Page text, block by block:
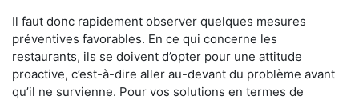
Il faut donc rapidement observer quelques mesures
préventives favorables. En ce qui concerne les
restaurants, ils se doivent d’opter pour une attitude
proactive, c’est-à-dire aller au-devant du problème avant
qu’il ne survienne. Pour vos solutions en termes de